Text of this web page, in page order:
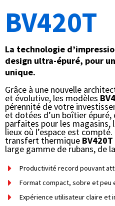
BV420T
La technologie
design ultra-épuré, pour
unique.
Grâce à une nouvelle
et évolutive, les modèles
pérennité de votre
et dotées d’un boîtier
parfaites pour les magasins,
lieux où l’espace est
transfert thermique BV420T
large gamme de rubans, de
Productivité record pouvant
Format compact, sobre et peu
Expérience utilisateur claire et